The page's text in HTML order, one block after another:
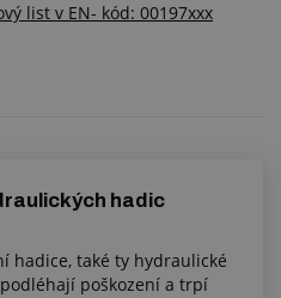
list v EN- kód: 00197xxx
hadic
hadice, také ty hydraulické
poškození a trpí